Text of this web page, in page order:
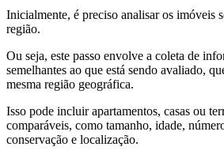
Inicialmente, é preciso analisar os imóveis
região.
Ou seja, este passo envolve a coleta de
semelhantes ao que está sendo avaliado,
mesma região geográfica.
Isso pode incluir apartamentos, casas ou
comparáveis, como tamanho, idade,
conservação e localização.